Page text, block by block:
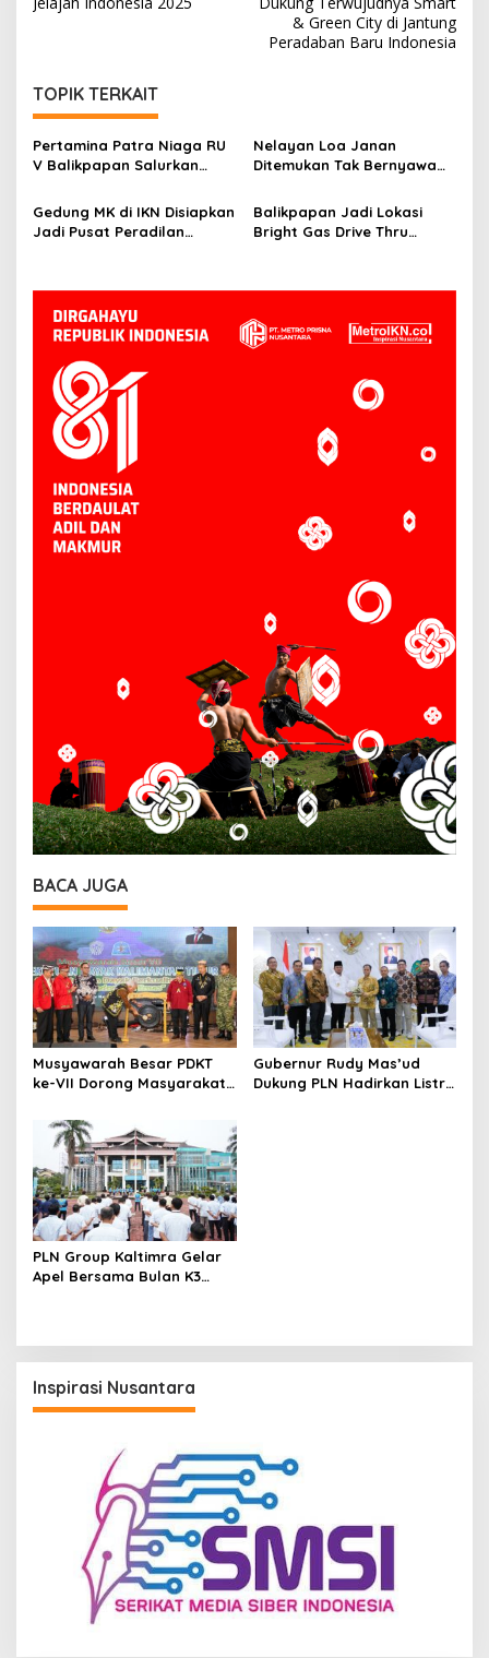
& Green City di Jantung
Peradaban Baru Indonesia
TOPIK TERKAIT
Pertamina Patra Niaga RU
V Balikpapan Salurkan
Anak Ring-1 Kilang
Nelayan Loa Janan
Ditemukan Tak Bernyawa
Kejadian di Sungai
Mahakam
Gedung MK di IKN Disiapkan
Jadi Pusat Peradilan
Persen
Balikpapan Jadi Lokasi
Bright Gas Drive Thru
BACA JUGA
Musyawarah Besar PDKT
ke-VII Dorong Masyarakat
Pembangunan IKN
Gubernur Rudy Mas’ud
Dukung PLN Hadirkan Listrik
PLN Group Kaltimra Gelar
Apel Bersama Bulan K3
Inspirasi Nusantara